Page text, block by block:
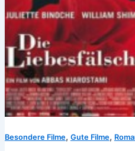
Besondere Filme, Gute Filme,